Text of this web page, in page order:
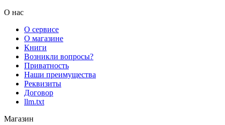
О нас
О сервисе
О магазине
Книги
Возникли вопросы?
Приватность
Наши преимущества
Реквизиты
Договор
llm.txt
Магазин